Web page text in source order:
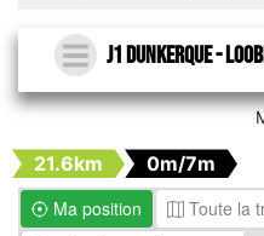
J1 Dunkerque -
21.6km
0m/7m
Ma position
Toute la